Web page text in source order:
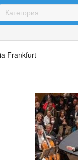
Категория
Frankfurt